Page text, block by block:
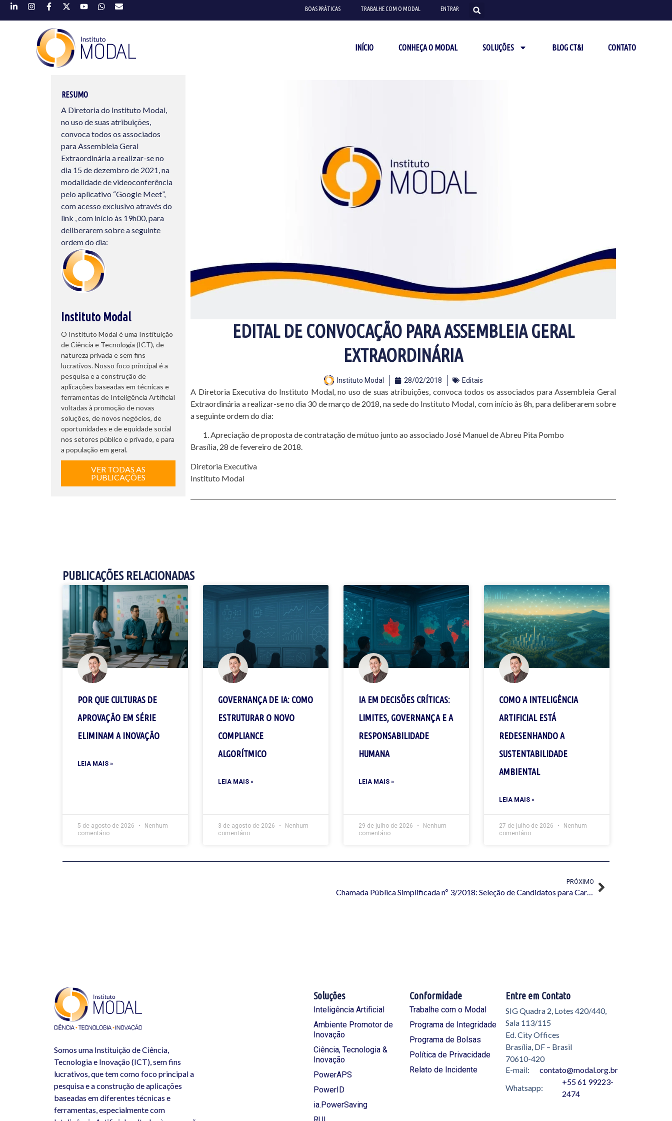
BOAS PRÁTICAS TRABALHE COM O MODAL ENTRAR
INÍCIO CONHEÇA O MODAL SOLUÇÕES BLOG CT&I CONTATO
RESUMO
A Diretoria do Instituto Modal,
no uso de suas atribuições,
convoca todos os associados
para Assembleia Geral
Extraordinária a realizar-se no
dia 15 de dezembro de 2021, na
modalidade de videoconferência
pelo aplicativo “Google Meet”,
com acesso exclusivo através do
link , com início às 19h00, para
deliberarem sobre a seguinte
ordem do dia:
Instituto Modal
O Instituto Modal é uma Instituição
de Ciência e Tecnologia (ICT), de
natureza privada e sem fins
lucrativos. Nosso foco principal é a
pesquisa e a construção de
aplicações baseadas em técnicas e
ferramentas de Inteligência Artificial
voltadas à promoção de novas
soluções, de novos negócios, de
oportunidades e de equidade social
nos setores público e privado, e para
a população em geral.
VER TODAS AS
PUBLICAÇÕES
EDITAL DE CONVOCAÇÃO PARA ASSEMBLEIA GERAL
EXTRAORDINÁRIA
Instituto Modal 28/02/2018 Editais
A Diretoria Executiva do Instituto Modal, no uso de suas atribuições, convoca todos os associados para Assembleia Geral
Extraordinária a realizar-se no dia 30 de março de 2018, na sede do Instituto Modal, com início às 8h, para deliberarem sobre
a seguinte ordem do dia:
Apreciação de proposta de contratação de mútuo junto ao associado José Manuel de Abreu Pita Pombo
Brasília, 28 de fevereiro de 2018.
Diretoria Executiva
Instituto Modal
PUBLICAÇÕES RELACIONADAS
POR QUE CULTURAS DE
APROVAÇÃO EM SÉRIE
ELIMINAM A INOVAÇÃO
LEIA MAIS »
5 de agosto de 2026
Nenhum
comentário
GOVERNANÇA DE IA: COMO
ESTRUTURAR O NOVO
COMPLIANCE
ALGORÍTMICO
LEIA MAIS »
3 de agosto de 2026
Nenhum
comentário
IA EM DECISÕES CRÍTICAS:
LIMITES, GOVERNANÇA E A
RESPONSABILIDADE
HUMANA
LEIA MAIS »
29 de julho de 2026
Nenhum
comentário
COMO A INTELIGÊNCIA
ARTIFICIAL ESTÁ
REDESENHANDO A
SUSTENTABILIDADE
AMBIENTAL
LEIA MAIS »
27 de julho de 2026
Nenhum
comentário
PRÓXIMO
Chamada Pública Simplificada nº 3/2018: Seleção de Candidatos para Cargos Diversos
Somos uma Instituição de Ciência,
Tecnologia e Inovação (ICT), sem fins
lucrativos, que tem como foco principal a
pesquisa e a construção de aplicações
baseadas em diferentes técnicas e
ferramentas, especialmente com
Soluções
Inteligência Artificial
Ambiente Promotor de
Inovação
Ciência, Tecnologia &
Inovação
PowerAPS
PowerID
ia.PowerSaving
Conformidade
Trabalhe com o Modal
Programa de Integridade
Programa de Bolsas
Política de Privacidade
Relato de Incidente
Entre em Contato
SIG Quadra 2, Lotes 420/440,
Sala 113/115
Ed. City Offices
Brasília, DF – Brasil
70610-420
E-mail:
contato@modal.org.br
Whatsapp:
+55 61 99223-
2474